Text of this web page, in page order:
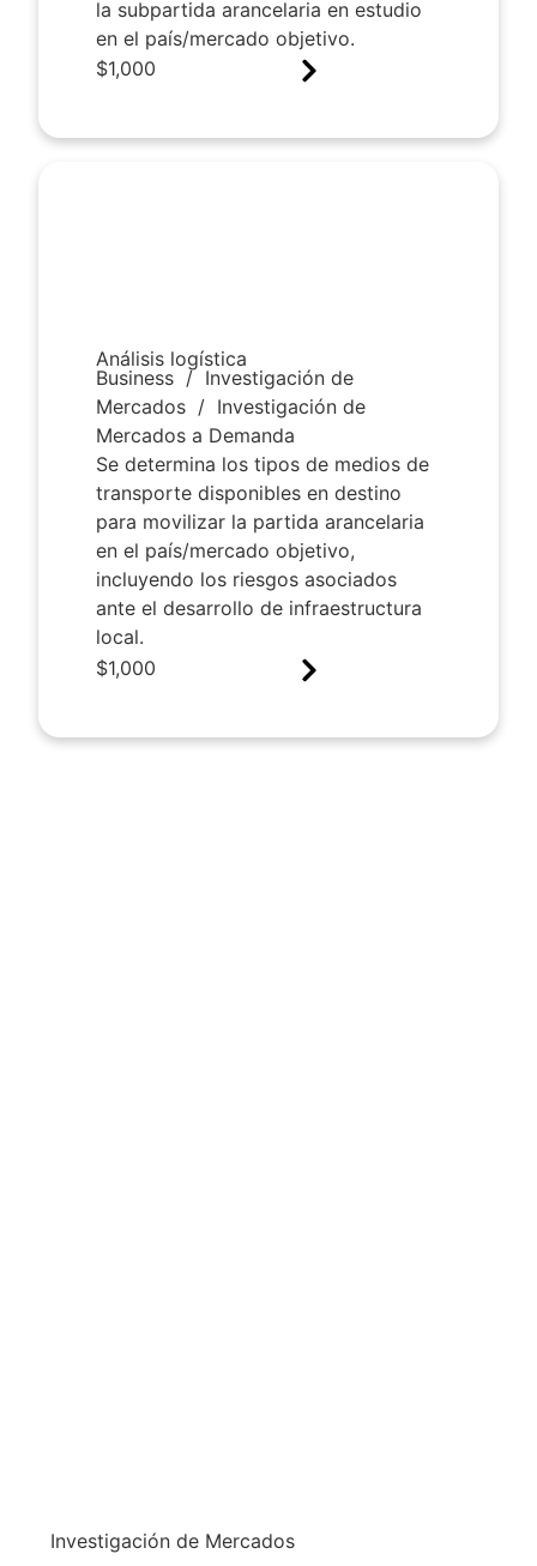
la subpartida arancelaria en estudio
en el país/mercado objetivo.
$1,000
Análisis logística
Business / Investigación de
Mercados / Investigación de
Mercados a Demanda
Se determina los tipos de medios de
transporte disponibles en destino
para movilizar la partida arancelaria
en el país/mercado objetivo,
incluyendo los riesgos asociados
ante el desarrollo de infraestructura
local.
$1,000
Investigación de Mercados